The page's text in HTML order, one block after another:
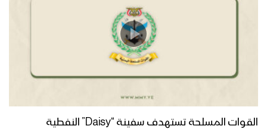
القوات المسلحة تستهدف سفينة “Daisy” النفطية